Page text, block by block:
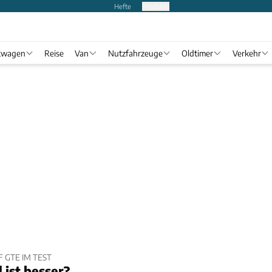
Hefte
Reise Van Nutzfahrzeuge Oldtimer Verkehr
GTE IM TEST